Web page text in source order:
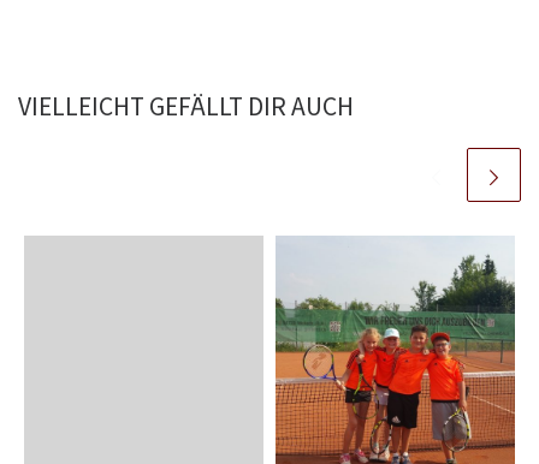
VIELLEICHT GEFÄLLT DIR AUCH